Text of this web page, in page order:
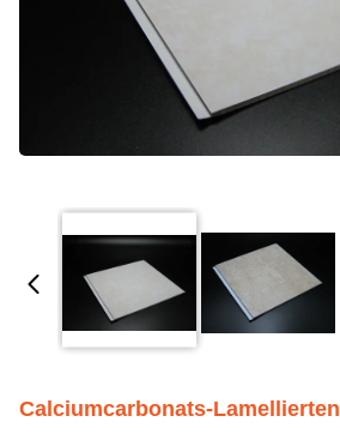
Calciumcarbonats-Lamellierten